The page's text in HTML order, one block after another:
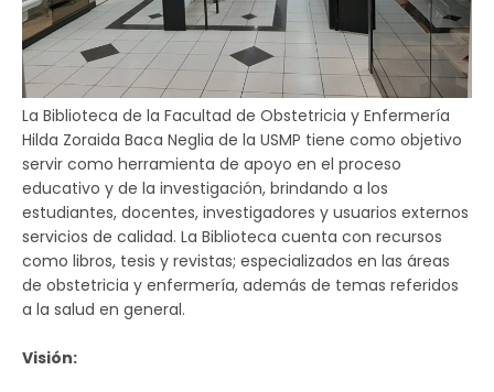
La Biblioteca de la Facultad de Obstetricia y Enfermería
Hilda Zoraida Baca Neglia de la USMP tiene como objetivo
servir como herramienta de apoyo en el proceso
educativo y de la investigación, brindando a los
estudiantes, docentes, investigadores y usuarios externos
servicios de calidad. La Biblioteca cuenta con recursos
como libros, tesis y revistas; especializados en las áreas
de obstetricia y enfermería, además de temas referidos
a la salud en general.
Visión: